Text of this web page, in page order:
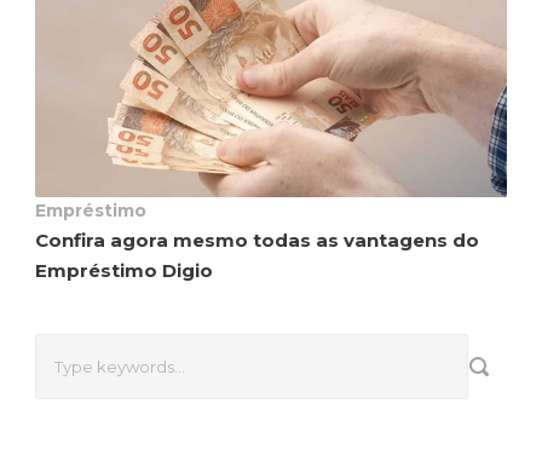
Empréstimo
Confira agora mesmo todas as vantagens do
Empréstimo Digio